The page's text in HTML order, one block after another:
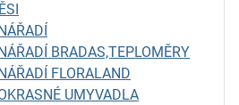
BRADAS,TEPLOMĚRY
FLORALAND
UMYVADLA